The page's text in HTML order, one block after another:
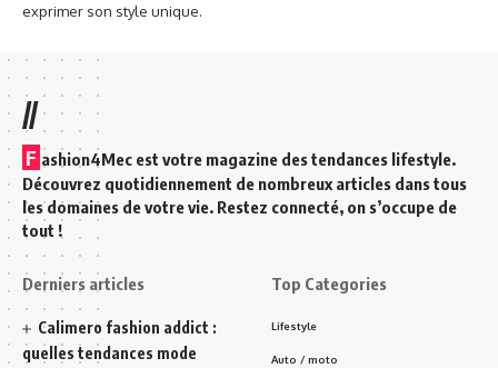
exprimer son style unique.
//
F ashion4Mec est votre magazine des tendances lifestyle.
Découvrez quotidiennement de nombreux articles dans tous
les domaines de votre vie. Restez connecté, on s’occupe de
tout !
Derniers articles
Calimero fashion addict :
quelles tendances mode
Top Categories
Lifestyle
Auto / moto